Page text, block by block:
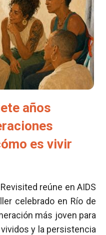
años
es vivir
reúne en AIDS
celebrado en Río de
más joven para
y la persistencia